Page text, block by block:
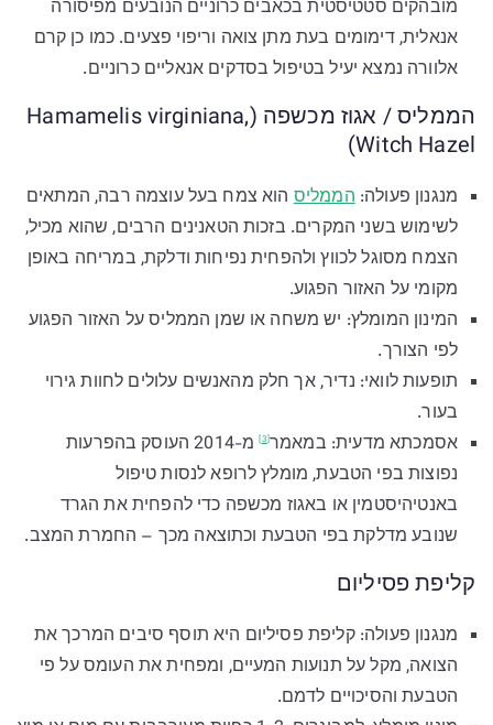
מובהקים סטטיסטית בכאבים כרוניים הנובעים מפיסורה
אנאלית, דימומים בעת מתן צואה וריפוי פצעים. כמו כן קרם
אלוורה נמצא יעיל בטיפול בסדקים אנאליים כרוניים.
הממליס / אגוז מכשפה (Hamamelis virginiana,
Witch Hazel)
מנגנון פעולה:הממליסהוא צמח בעל עוצמה רבה, המתאים
לשימוש בשני המקרים. בזכות הטאנינים הרבים, שהוא מכיל,
הצמח מסוגל לכווץ ולהפחית נפיחות ודלקת, במריחה באופן
מקומי על האזור הפגוע.
המינון המומלץ: יש משחה או שמן הממליס על האזור הפגוע
לפי הצורך.
תופעות לוואי: נדיר, אך חלק מהאנשים עלולים לחוות גירוי
בעור.
אסמכתא מדעית: במאמר[3]
מ-2014 העוסק בהפרעות
נפוצות בפי הטבעת, מומלץ לרופא לנסות טיפול
באנטיהיסטמין או באגוז מכשפה כדי להפחית את הגרד
שנובע מדלקת בפי הטבעת וכתוצאה מכך – החמרת המצב.
קליפת פסיליום
מנגנון פעולה: קליפת פסיליום היא תוסף סיבים המרכך את
הצואה, מקל על תנועות המעיים, ומפחית את העומס על פי
הטבעת והסיכויים לדמם.